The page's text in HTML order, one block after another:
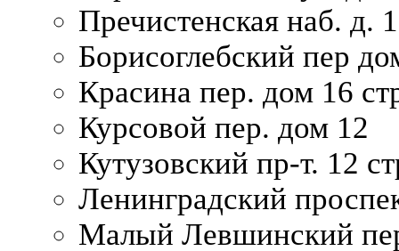
Пречистенская наб. д.
Борисоглебский пер
Красина пер. дом 16
Курсовой пер. дом 12
Кутузовский пр-т. 12
Ленинградский
Малый Левшинский